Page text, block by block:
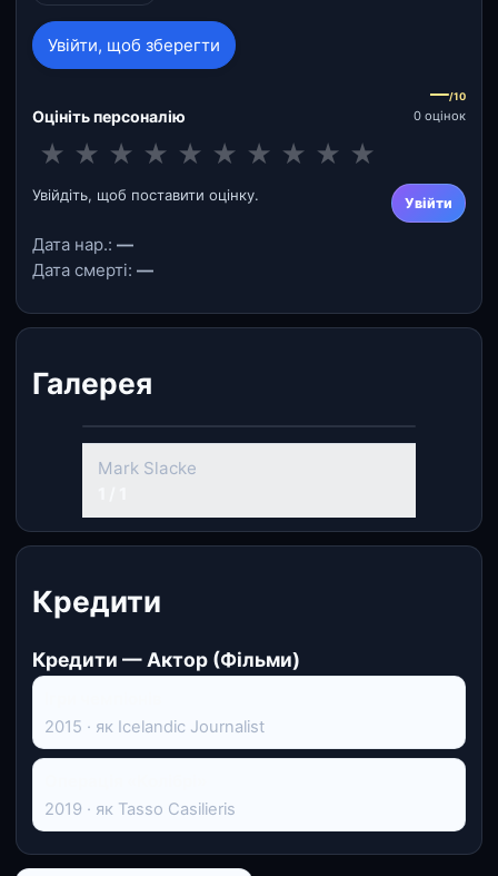
Увійти, щоб зберегти
Оцініть персоналію
—/10
0 оцінок
★ ★ ★ ★ ★ ★ ★ ★ ★ ★
Увійдіть, щоб поставити оцінку. Увійти
Дата нар.: —
Дата смерті: —
Галерея
Mark Slacke
Кредити
Кредити — Актор (Фільми)
2015 · як Icelandic Journalist
2019 · як Tasso Casilieris